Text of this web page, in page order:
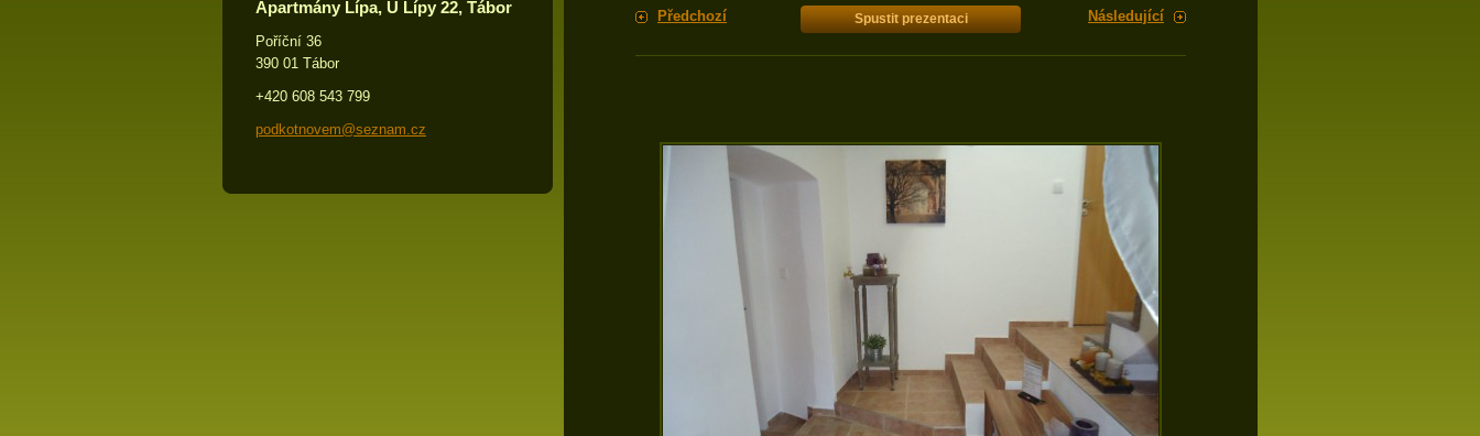
Předchozí Spustit prezentaci Následující
Apartmány Lípa, U Lípy 22, Tábor
Poříční 36
390 01 Tábor
+420 608 543 799
podkotnovem@seznam.cz